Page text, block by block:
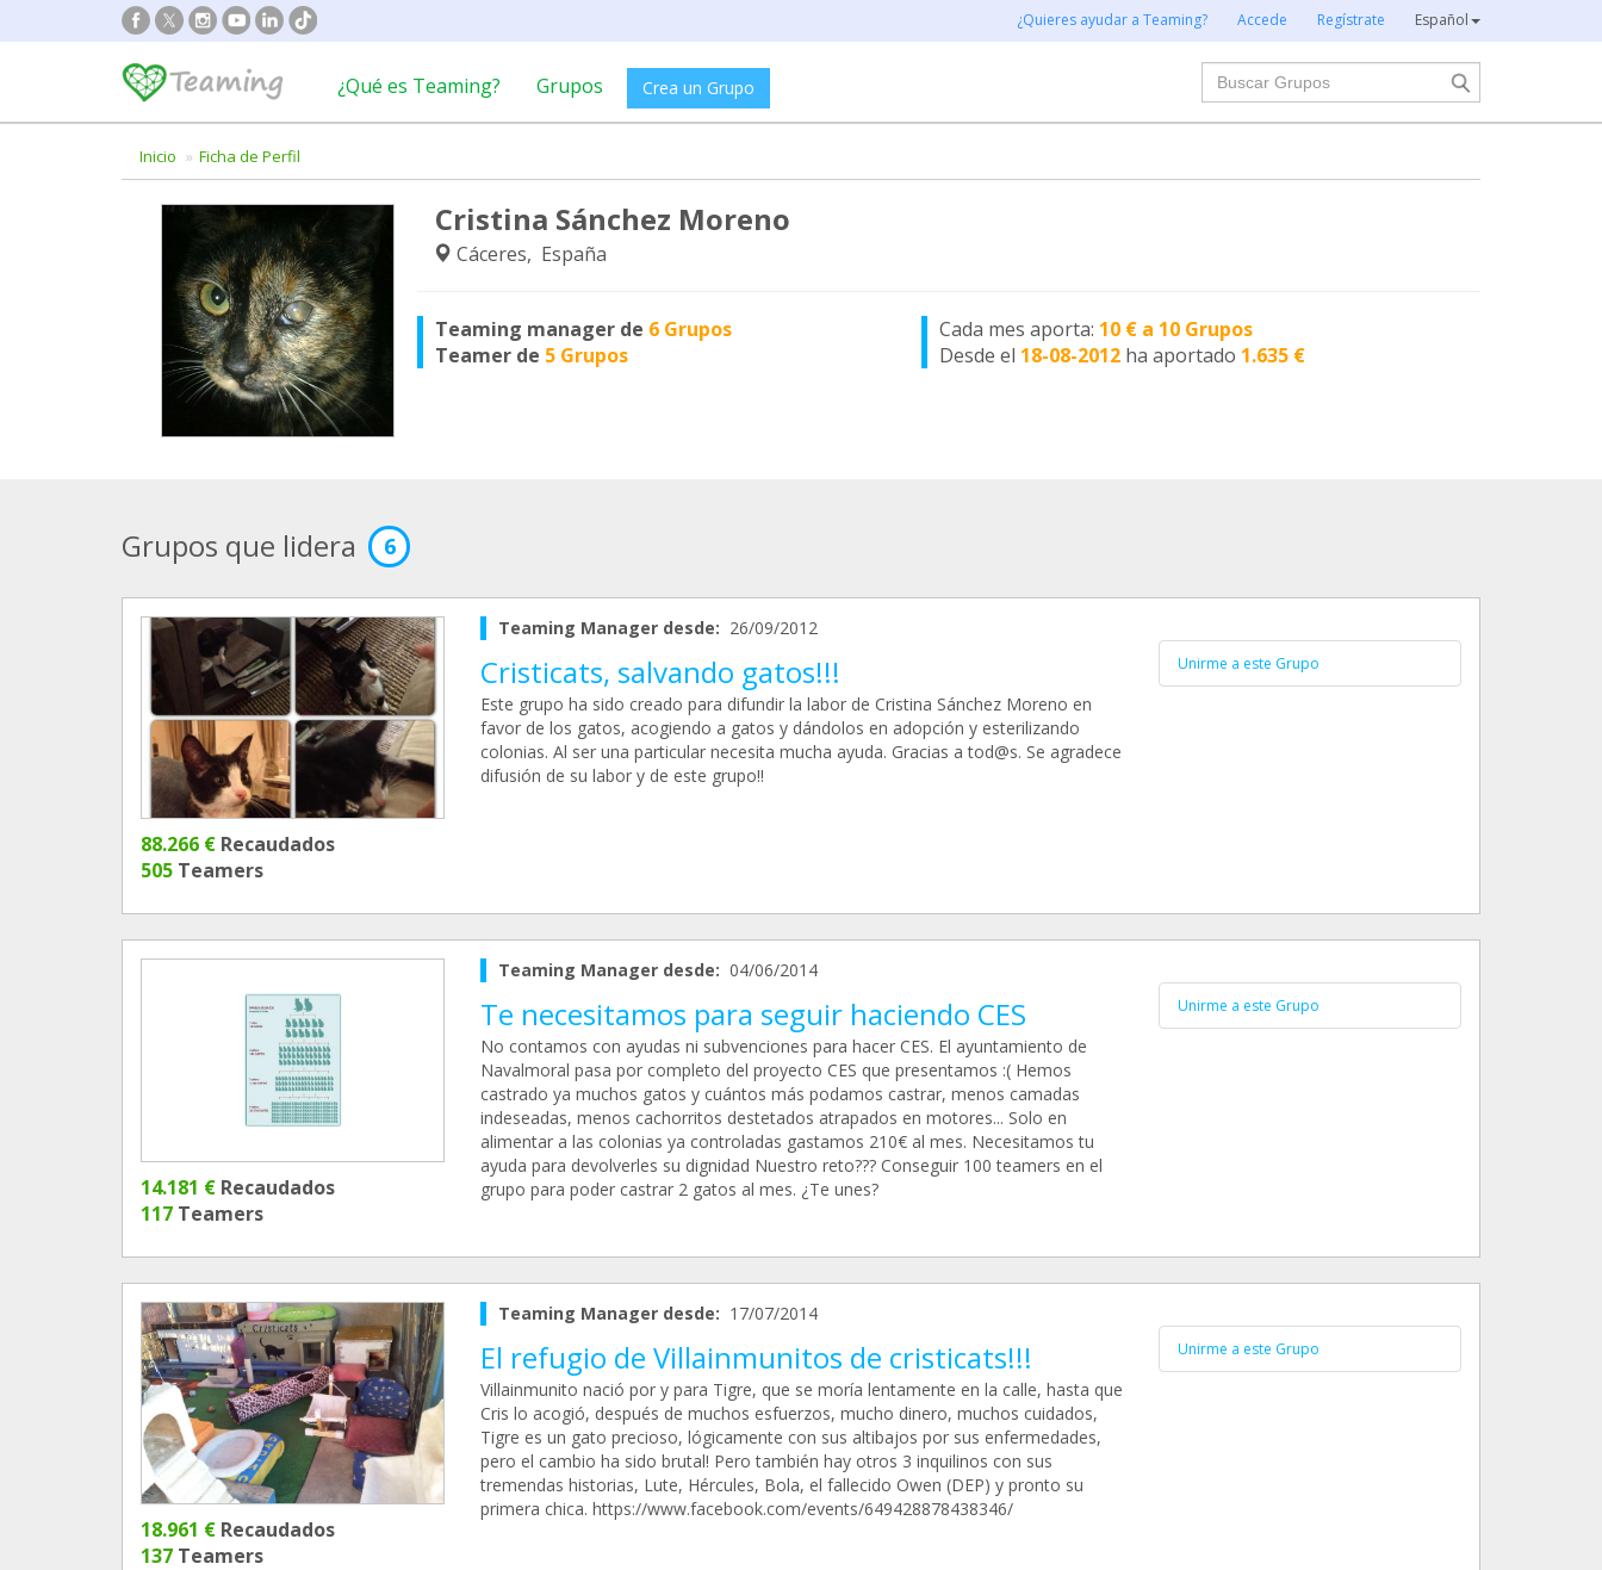
¿Quieres ayudar a Teaming? Accede Regístrate Español
¿Qué es Teaming? Grupos Crea un Grupo
Buscar
Inicio Ficha de Perfil
Cristina Sánchez Moreno
Cáceres, España
Teaming manager de 6 Grupos
Teamer de 5 Grupos
Cada mes aporta: 10 € a 10 Grupos
Desde el 18-08-2012 ha aportado 1.635 €
Grupos que lidera 6
88.266 € Recaudados
505 Teamers
Teaming Manager desde: 26/09/2012
Cristicats, salvando gatos!!!
Este grupo ha sido creado para difundir la labor de Cristina Sánchez Moreno en
favor de los gatos, acogiendo a gatos y dándolos en adopción y esterilizando
colonias. Al ser una particular necesita mucha ayuda. Gracias a tod@s. Se agradece
difusión de su labor y de este grupo!!
Unirme a este Grupo
14.181 € Recaudados
117 Teamers
Teaming Manager desde: 04/06/2014
Te necesitamos para seguir haciendo CES
No contamos con ayudas ni subvenciones para hacer CES. El ayuntamiento de
Navalmoral pasa por completo del proyecto CES que presentamos :( Hemos
castrado ya muchos gatos y cuántos más podamos castrar, menos camadas
indeseadas, menos cachorritos destetados atrapados en motores... Solo en
alimentar a las colonias ya controladas gastamos 210€ al mes. Necesitamos tu
ayuda para devolverles su dignidad Nuestro reto??? Conseguir 100 teamers en el
grupo para poder castrar 2 gatos al mes. ¿Te unes?
Unirme a este Grupo
18.961 € Recaudados
137 Teamers
Teaming Manager desde: 17/07/2014
El refugio de Villainmunitos de cristicats!!!
Villainmunito nació por y para Tigre, que se moría lentamente en la calle, hasta que
Cris lo acogió, después de muchos esfuerzos, mucho dinero, muchos cuidados,
Tigre es un gato precioso, lógicamente con sus altibajos por sus enfermedades,
pero el cambio ha sido brutal! Pero también hay otros 3 inquilinos con sus
tremendas historias, Lute, Hércules, Bola, el fallecido Owen (DEP) y pronto su
primera chica. https://www.facebook.com/events/649428878438346/
Unirme a este Grupo